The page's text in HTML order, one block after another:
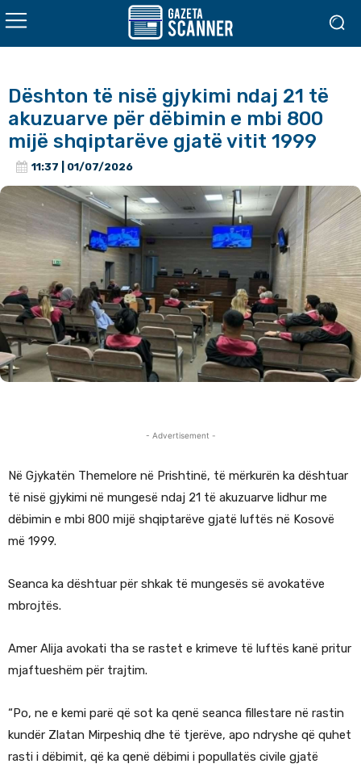
Dështon të nisë gjykimi ndaj 21 të
akuzuarve për dëbimin e mbi 800
mijë shqiptarëve gjatë vitit 1999
11:37 | 01/07/2026
- Advertisement -
Në Gjykatën Themelore në Prishtinë, të mërkurën ka dështuar
të nisë gjykimi në mungesë ndaj 21 të akuzuarve lidhur me
dëbimin e mbi 800 mijë shqiptarëve gjatë luftës në Kosovë
më 1999.
Seanca ka dështuar për shkak të mungesës së avokatëve
mbrojtës.
Amer Alija avokati tha se rastet e krimeve të luftës kanë pritur
mjaftueshëm për trajtim.
“Po, ne e kemi parë që sot ka qenë seanca fillestare në rastin
kundër Zlatan Mirpeshiq dhe të tjerëve, apo ndryshe që quhet
rasti i dëbimit, që ka qenë dëbimi i popullatës civile gjatë